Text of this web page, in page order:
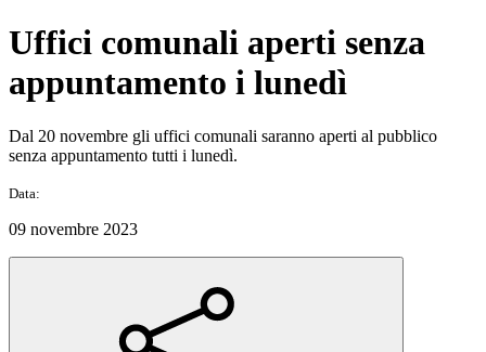
Uffici comunali aperti senza
appuntamento i lunedì
Dal 20 novembre gli uffici comunali saranno aperti al pubblico
senza appuntamento tutti i lunedì.
Data:
09 novembre 2023